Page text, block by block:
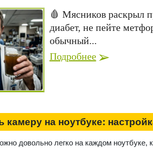
🩸 Мясников раскрыл
диабет, не пейте
обычный...
Подробнее
камеру на ноутбуке:
довольно легко на каждом ноутбуке,